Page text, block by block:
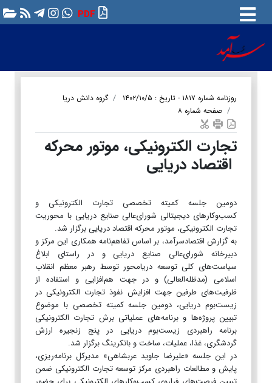
PDF
روزنامه شماره ۱۸۱۷ - تاریخ : ۱۴۰۲/۱۰/۵
گروه دانش دریا
صفحه شماره ۸
تجارت الکترونیکی، موتور محرکه
اقتصاد دریایی
دومین جلسه کمیته تخصصی تجارت الکترونیکی و
کسب‌وکارهای دیجیتالی شورای‌عالی صنایع دریایی با محوریت
تجارت الکترونیکی، موتور محرکه اقتصاد دریایی برگزار شد.
به گزارش اقتصادسرآمد، بر اساس تفاهم‌نامه همکاری این مرکز و
دبیرخانه شورای‌عالی صنایع دریایی و در راستای ابلاغ
سیاست‌های کلی توسعه دریامحور توسط رهبر معظم انقلاب
اسلامی (مدظله‌العالی) و در جهت هم‌افزایی و استفاده از
ظرفیت‌های طرفین جهت افزایش نفوذ تجارت الکترونیکی در
زیست‌بوم دریایی، دومین جلسه کمیته تخصصی با موضوع
تبیین پروژه‌ها و برنامه‌های عملیاتی برش تجارت الکترونیکی
برنامه راهبردی زیست‌بوم دریایی در پنج زنجیره ارزش
گردشگری، غذا، عملیات، ساخت و بانکرینگ برگزار شد.
در این جلسه «علیرضا جاوید عربشاهی» مدیرکل برنامه‌ریزی،
پایش و مطالعات راهبردی مرکز توسعه تجارت الکترونیکی ضمن